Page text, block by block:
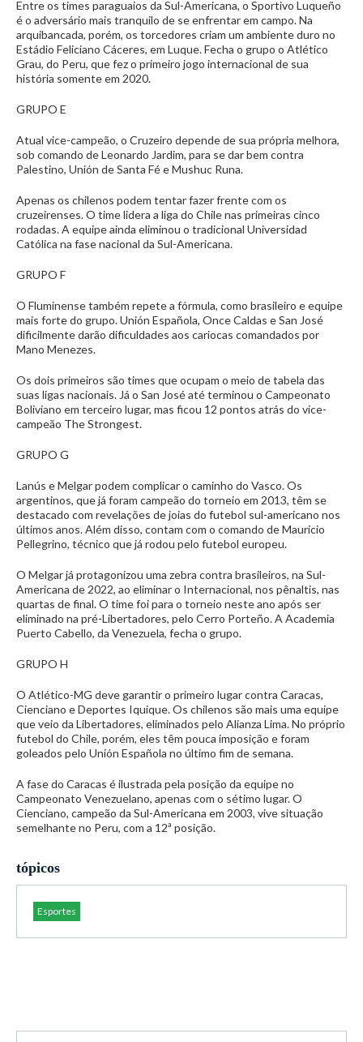
Entre os times paraguaios da Sul-Americana, o Sportivo Luqueño
é o adversário mais tranquilo de se enfrentar em campo. Na
arquibancada, porém, os torcedores criam um ambiente duro no
Estádio Feliciano Cáceres, em Luque. Fecha o grupo o Atlético
Grau, do Peru, que fez o primeiro jogo internacional de sua
história somente em 2020.
GRUPO E
Atual vice-campeão, o Cruzeiro depende de sua própria melhora,
sob comando de Leonardo Jardim, para se dar bem contra
Palestino, Unión de Santa Fé e Mushuc Runa.
Apenas os chilenos podem tentar fazer frente com os
cruzeirenses. O time lidera a liga do Chile nas primeiras cinco
rodadas. A equipe ainda eliminou o tradicional Universidad
Católica na fase nacional da Sul-Americana.
GRUPO F
O Fluminense também repete a fórmula, como brasileiro e equipe
mais forte do grupo. Unión Española, Once Caldas e San José
dificilmente darão dificuldades aos cariocas comandados por
Mano Menezes.
Os dois primeiros são times que ocupam o meio de tabela das
suas ligas nacionais. Já o San José até terminou o Campeonato
Boliviano em terceiro lugar, mas ficou 12 pontos atrás do vice-
campeão The Strongest.
GRUPO G
Lanús e Melgar podem complicar o caminho do Vasco. Os
argentinos, que já foram campeão do torneio em 2013, têm se
destacado com revelações de joias do futebol sul-americano nos
últimos anos. Além disso, contam com o comando de Mauricio
Pellegrino, técnico que já rodou pelo futebol europeu.
O Melgar já protagonizou uma zebra contra brasileiros, na Sul-
Americana de 2022, ao eliminar o Internacional, nos pênaltis, nas
quartas de final. O time foi para o torneio neste ano após ser
eliminado na pré-Libertadores, pelo Cerro Porteño. A Academia
Puerto Cabello, da Venezuela, fecha o grupo.
GRUPO H
O Atlético-MG deve garantir o primeiro lugar contra Caracas,
Cienciano e Deportes Iquique. Os chilenos são mais uma equipe
que veio da Libertadores, eliminados pelo Alianza Lima. No próprio
futebol do Chile, porém, eles têm pouca imposição e foram
goleados pelo Unión Española no último fim de semana.
A fase do Caracas é ilustrada pela posição da equipe no
Campeonato Venezuelano, apenas com o sétimo lugar. O
Cienciano, campeão da Sul-Americana em 2003, vive situação
semelhante no Peru, com a 12ª posição.
tópicos
Esportes